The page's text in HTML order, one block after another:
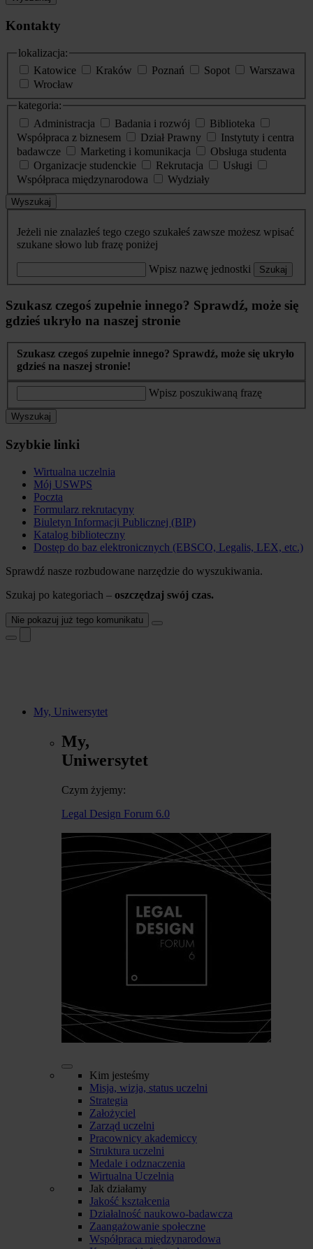
Kontakty
lokalizacja:
Katowice
Kraków Poznań Sopot
Warszawa
Wrocław
kategoria:
Administracja
Badania i rozwój
Biblioteka
Współpraca z biznesem
Dział Prawny
Instytuty i centra
badawcze
Marketing i komunikacja
Obsługa studenta
Organizacje studenckie
Rekrutacja
Usługi
Współpraca międzynarodowa
Wydziały
Wyszukaj
Jeżeli nie znalazłeś tego czego szukałeś zawsze możesz wpisać
szukane słowo lub frazę poniżej
Wpisz nazwę jednostki Szukaj
Szukasz czegoś zupełnie innego? Sprawdź, może się
gdzieś ukryło na naszej stronie
Szukasz czegoś zupełnie innego? Sprawdź, może się ukryło
gdzieś na naszej stronie!
Wpisz poszukiwaną frazę
Wyszukaj
Szybkie linki
Wirtualna uczelnia
Mój USWPS
Poczta
Formularz rekrutacyny
Biuletyn Informacji Publicznej (BIP)
Katalog biblioteczny
Dostęp do baz elektronicznych (EBSCO, Legalis, LEX, etc.)
Sprawdź nasze rozbudowane narzędzie do wyszukiwania.
Szukaj po kategoriach – oszczędzaj swój czas.
Nie pokazuj już tego komunikatu
My, Uniwersytet
My,
Uniwersytet
Czym żyjemy:
Legal Design Forum 6.0
Kim jesteśmy
Misja, wizja, status uczelni
Strategia
Założyciel
Zarząd uczelni
Pracownicy akademiccy
Struktura uczelni
Medale i odznaczenia
Wirtualna Uczelnia
Jak działamy
Jakość kształcenia
Działalność naukowo-badawcza
Zaangażowanie społeczne
Współpraca międzynarodowa